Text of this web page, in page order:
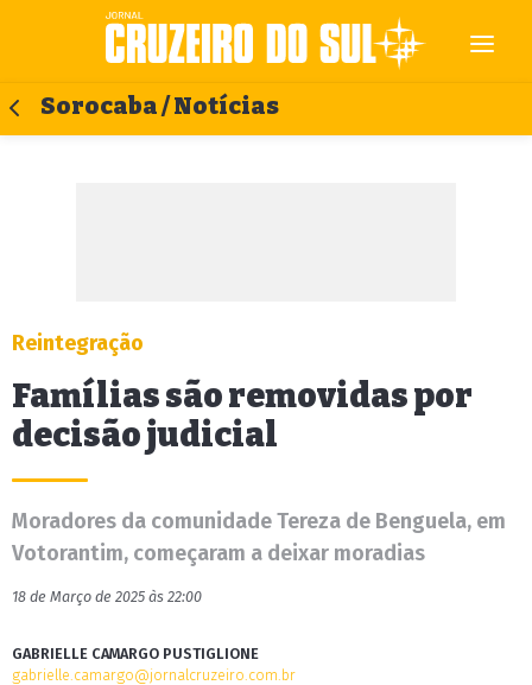
Sorocaba / Notícias
Reintegração
Famílias são removidas por
decisão judicial
Moradores da comunidade Tereza de Benguela, em
Votorantim, começaram a deixar moradias
18 de Março de 2025 às 22:00
GABRIELLE CAMARGO PUSTIGLIONE
gabrielle.camargo@jornalcruzeiro.com.br